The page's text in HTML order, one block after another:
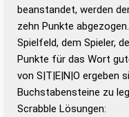
beanstandet, werden
zehn Punkte
Spielfeld, dem Spieler,
Punkte für das Wort
von S|T|E|N|O ergeben
Buchstabensteine zu
Scrabble Lösungen: